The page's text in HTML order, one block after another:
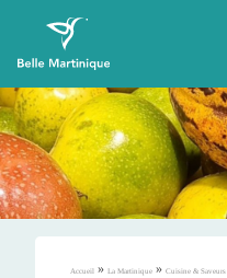
Accueil » La Martinique » Cuisine & Saveurs